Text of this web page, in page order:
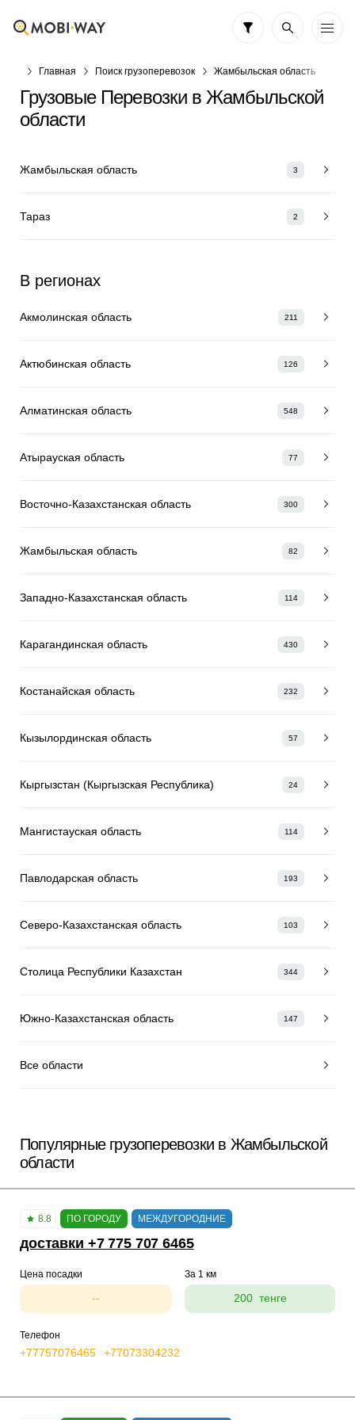
Главная Поиск грузоперевозок Жамбыльская область
Грузовые Перевозки в Жамбыльской
области
Жамбыльская область 3
Тараз 2
В регионах
Акмолинская область 211
Актюбинская область 126
Алматинская область 548
Атырауская область 77
Восточно-Казахстанская область 300
Жамбыльская область 82
Западно-Казахстанская область 114
Карагандинская область 430
Костанайская область 232
Кызылординская область 57
Кыргызстан (Кыргызская Республика) 24
Мангистауская область 114
Павлодарская область 193
Северо-Казахстанская область 103
Столица Республики Казахстан 344
Южно-Казахстанская область 147
Все области
Популярные грузоперевозки в Жамбыльской
области
8.8 ПО ГОРОДУ МЕЖДУГОРОДНИЕ
доставки +7 775 707 6465
Цена посадки
--
За 1 км
200 тенге
Телефон
+77757076465 +77073304232